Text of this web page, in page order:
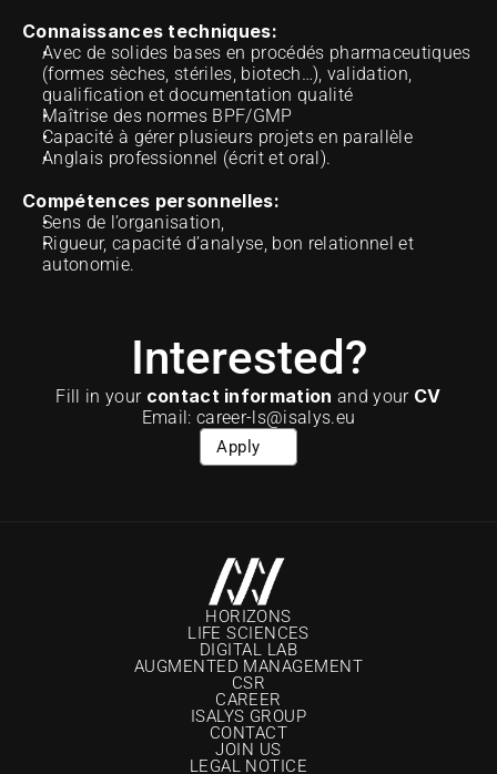
Connaissances techniques:
Avec de solides bases en procédés pharmaceutiques
(formes sèches, stériles, biotech…), validation,
qualification et documentation qualité
Maîtrise des normes BPF/GMP
Capacité à gérer plusieurs projets en parallèle
Anglais professionnel (écrit et oral).
Compétences personnelles:
Sens de l’organisation,
Rigueur, capacité d’analyse, bon relationnel et
autonomie.
Interested?
Fill in your contact information and your CV
Email: career-ls@isalys.eu
Apply
HORIZONS
LIFE SCIENCES
DIGITAL LAB
AUGMENTED MANAGEMENT
CSR
CAREER
ISALYS GROUP
CONTACT
JOIN US
LEGAL NOTICE